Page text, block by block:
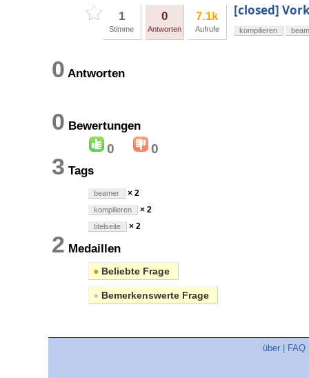
1
Stimme
0
Antworten
7.1k
Aufrufe
[closed]
kompilieren
0 Antworten
0 Bewertungen
0 0
3 Tags
beamer × 2
kompilieren × 2
titelseite × 2
2 Medaillen
● Beliebte Frage
● Bemerkenswerte Frage
über FAQ